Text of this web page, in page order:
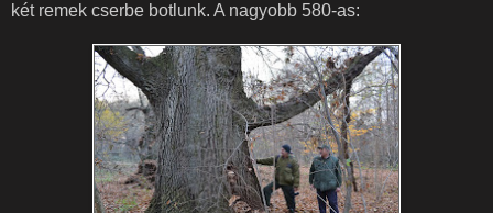
két remek cserbe botlunk. A nagyobb 580-as: